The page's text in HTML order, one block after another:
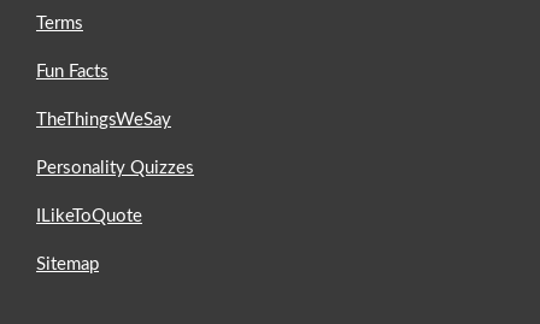
Terms
Fun Facts
TheThingsWeSay
Personality Quizzes
ILikeToQuote
Sitemap